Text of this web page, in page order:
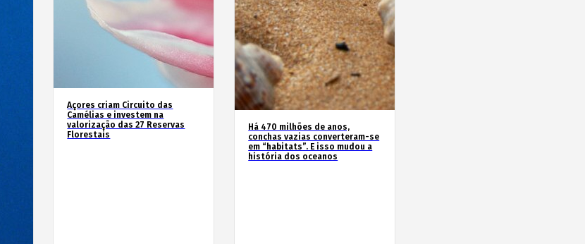
Açores criam Circuito das
Camélias e investem na
valorização das 27 Reservas
Florestais
Há 470 milhões de anos,
conchas vazias converteram-se
em “habitats”. E isso mudou a
história dos oceanos